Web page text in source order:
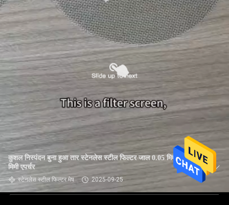
कुशल निस्पंदन बुना हुआ तार स्टेनलेस स्टील फिल्टर जाल 0.05 मिमी-1.8
मिमी एपर्चर
स्टेनलेस स्टील फिल्टर मेष 2025-09-25